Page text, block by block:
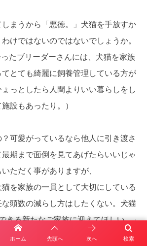
まうから「悪徳。」犬猫を手放すか
けではないのではないでしょうか。
たブリーダーさんには、犬猫を家族
とても綺麗に飼養管理している方が
っとしたら人間よりいい暮らしをし
設もあったり。）
可愛がっているなら他人に引き渡さ
期まで面倒を見てあげたらいいじゃ
ただく事がありますが、
を家族の一員として大切にしている
頭数の減らし方はしたくない。犬猫
きる新たなご家族に迎えてほしい。」
託してくださるブリーダーさんが多い
検索
ホーム 先頭へ 次へ